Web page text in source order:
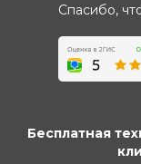
Спасибо,
Бесплатная